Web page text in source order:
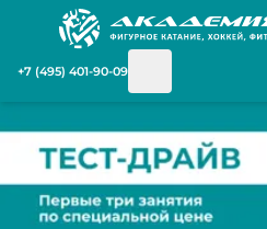
+7 (495) 401-90-09